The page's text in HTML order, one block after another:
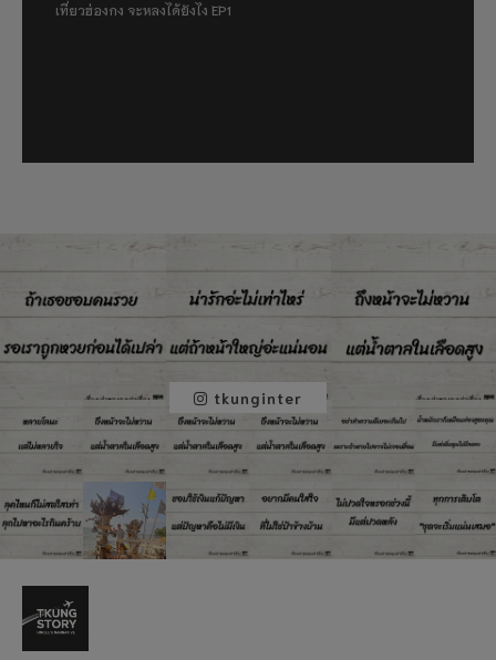
เที่ยวฮ่องกง จะหลงได้ยังไง EP1
tkunginter